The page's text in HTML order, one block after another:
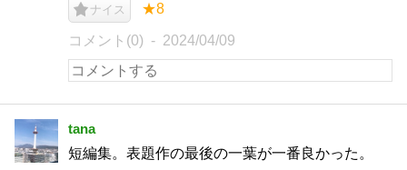
ナイス ★8
コメント(0) 2024/04/09
tana
短編集。表題作の最後の一葉が一番良かった。